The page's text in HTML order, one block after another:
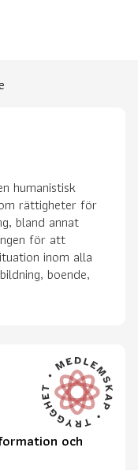
humanistisk
rättigheter för
bland annat
för att
inom alla
boende,
och